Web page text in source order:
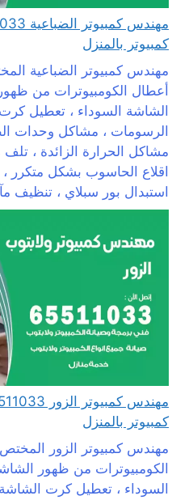
كمبيوتر بالمنزل
مهندس كمبيوتر الضباعية
أعطال الكومبيوترات من
الشاشة السوداء ، تعطيل
الرسومات ، مشاكل وحدات
مشاكل الحرارة الزائدة ، تلف
اقلاع الحاسوب بشكل متكرر ،
استبدال بور سبلاي ، تنظيف
كمبيوتر بالمنزل
مهندس كمبيوتر الزور
الكومبيوترات من ظهور
السوداء ، تعطيل كرت